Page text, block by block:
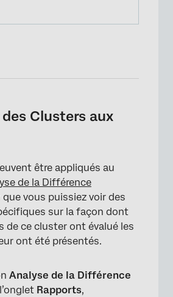
Clusters aux
être appliqués au
de la Différence
que vous puissiez voir des
sur la façon dont
de ce cluster ont évalué les
ont été présentés.
Analyse de la Différence
l’onglet Rapports,